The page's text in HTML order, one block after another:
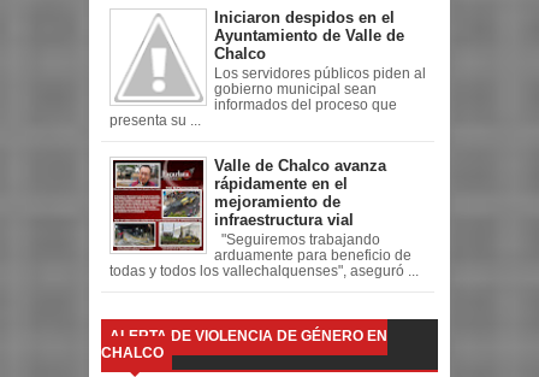
Iniciaron despidos en el
Ayuntamiento de Valle de
Chalco
Los servidores públicos piden al
gobierno municipal sean
informados del proceso que
presenta su ...
Valle de Chalco avanza
rápidamente en el
mejoramiento de
infraestructura vial
"Seguiremos trabajando
arduamente para beneficio de
todas y todos los vallechalquenses", aseguró ...
ALERTA DE VIOLENCIA DE GÉNERO EN
CHALCO